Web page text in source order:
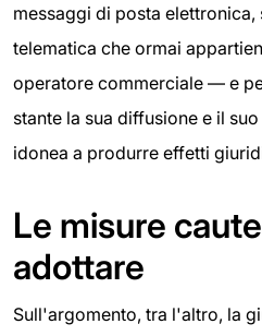
messaggi di posta
telematica che ormai
operatore commerciale — e
stante la sua diffusione e il
idonea a produrre effetti
Le misure
adottare
Sull'argomento, tra l'altro, la